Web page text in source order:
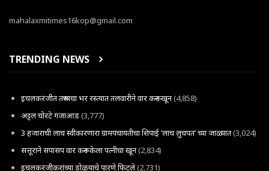
mahalaxmitimes16kop@gmail.com
TRENDING NEWS
इचलकरंजीत तरूणाचा भर रस्त्यात तलवारीने वार करून खून(4,858)
अट्टल चोरटे गजाआड(3,777)
3 हजाराची लाच स्वीकारणारा ग्रामपंचायतीचा शिपाई ‘लाच लुचपत’ च्या जाळ्यात(3,024)
सत्तूराने सपासप वार करून केला पत्नीचा खून(2,834)
इचलकरंजीकरांच्या डोळयाचे पारणे फिटले(2,731)